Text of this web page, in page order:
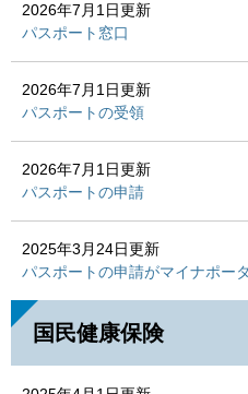
2026年7月1日更新
パスポート窓口
2026年7月1日更新
パスポートの受領
2026年7月1日更新
パスポートの申請
2025年3月24日更新
パスポートの申請がマイナポー
国民健康保険